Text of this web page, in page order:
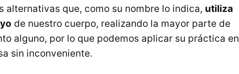
alternativas que, como su nombre lo indica, utiliza
de nuestro cuerpo, realizando la mayor parte de
alguno, por lo que podemos aplicar su práctica en
sin inconveniente.